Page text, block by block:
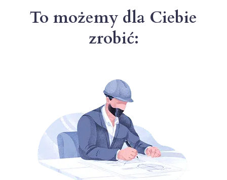
To możemy dla Ciebie
zrobić: